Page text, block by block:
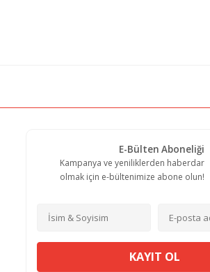
E-Bülten Aboneliği
Kampanya ve yeniliklerden haberdar
olmak için e-bültenimize abone olun!
KAYIT OL